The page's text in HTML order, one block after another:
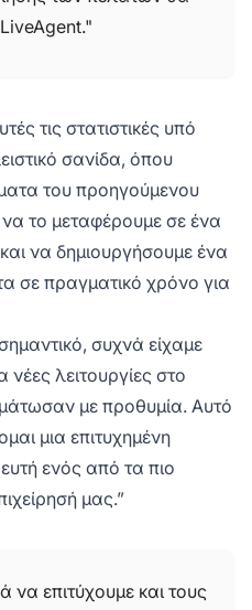
τις στατιστικές υπό
σανίδα, όπου
του προηγούμενου
το μεταφέρουμε σε ένα
να δημιουργήσουμε ένα
σε πραγματικό χρόνο για
συχνά είχαμε
νέες λειτουργίες στο
με προθυμία. Αυτό
μια επιτυχημένη
ενός από τα πιο
μας.”
επιτύχουμε και τους